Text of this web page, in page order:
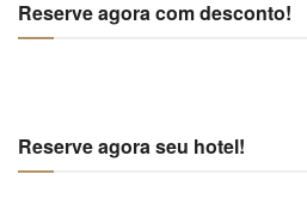
Reserve agora com desconto!
Reserve agora seu hotel!